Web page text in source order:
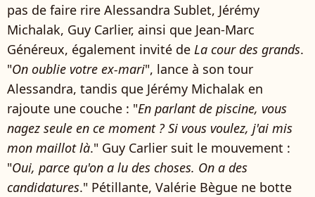
pas de faire rire Alessandra Sublet, Jérémy
Michalak, Guy Carlier, ainsi que Jean-Marc
Généreux, également invité de La cour des grands.
"On oublie votre ex-mari", lance à son tour
Alessandra, tandis que Jérémy Michalak en
rajoute une couche : "En parlant de piscine, vous
nagez seule en ce moment ? Si vous voulez, j'ai mis
mon maillot là." Guy Carlier suit le mouvement :
"Oui, parce qu'on a lu des choses. On a des
candidatures." Pétillante, Valérie Bègue ne botte